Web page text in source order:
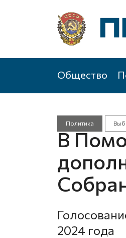
Общество
Политика
В
2024 года